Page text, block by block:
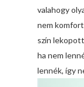
valahogy
nem
szín
ha nem
lennék, így